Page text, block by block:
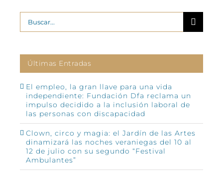
Buscar:
Últimas Entradas
El empleo, la gran llave para una vida
independiente: Fundación Dfa reclama un
impulso decidido a la inclusión laboral de
las personas con discapacidad
Clown, circo y magia: el Jardín de las Artes
dinamizará las noches veraniegas del 10 al
12 de julio con su segundo “Festival
Ambulantes”